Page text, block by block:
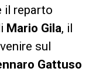
il reparto
Mario Gila, il
sul
Gattuso